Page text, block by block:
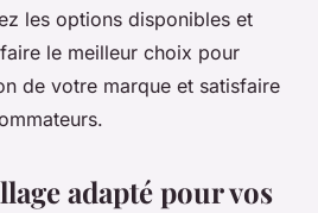
les options disponibles et
le meilleur choix pour
de votre marque et satisfaire
adapté pour vos